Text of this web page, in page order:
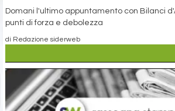
Domani l'ultimo appuntamento con Bilanci
punti di forza e debolezza
di Redazione siderweb